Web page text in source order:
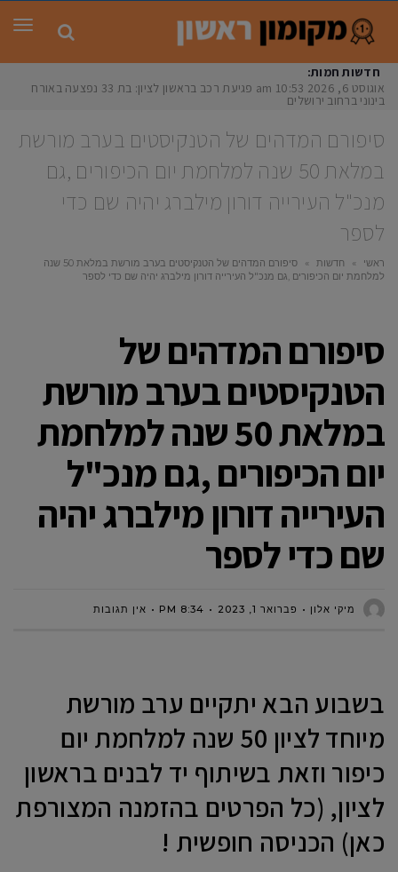
חדשות חמות:
אוגוסט 6, 2026
10:53 am פגיעת רכב בראשון לציון: בת 33 נפצעה באורח
בינוני ברחוב ירושלים
סיפורם המדהים של הטנקיסטים בערב מורשת
במלאת 50 שנה למלחמת יום הכיפורים ,גם
מנכ"ל העירייה דורון מילברג יהיה שם כדי
לספר
ראשי » חדשות »
סיפורם המדהים של הטנקיסטים בערב מורשת במלאת 50 שנה
למלחמת יום הכיפורים ,גם מנכ"ל העירייה דורון מילברג יהיה שם כדי לספר
סיפורם המדהים של
הטנקיסטים בערב מורשת
במלאת 50 שנה למלחמת
יום הכיפורים ,גם מנכ"ל
העירייה דורון מילברג יהיה
שם כדי לספר
מיקי אלון פברואר 1, 2023 8:34 PM אין תגובות
בשבוע הבא יתקיים ערב מורשת
מיוחד לציון 50 שנה למלחמת יום
כיפור וזאת בשיתוף יד לבנים בראשון
לציון, (כל הפרטים בהזמנה המצורפת
כאן) הכניסה חופשית !